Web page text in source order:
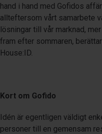
hand i hand med Gofidos
allteftersom vårt samarbete
lösningar till vår marknad,
fram efter sommaren,
House:ID.
Kort om Gofido
Idén är egentligen väldigt
personer till en gemensam